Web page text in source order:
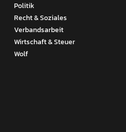
Politik
Recht & Soziales
Verbandsarbeit
Wirtschaft & Steuer
Wolf